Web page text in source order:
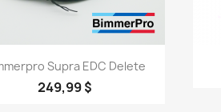
Aperçu rapide
Supra EDC Delete
249,99 $